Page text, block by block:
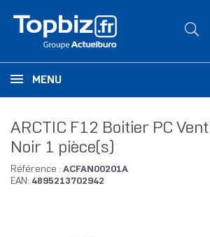
MENU
ARCTIC F12 Boitier PC
Noir 1 pièce(s)
Référence : ACFAN00201A
EAN: 4895213702942